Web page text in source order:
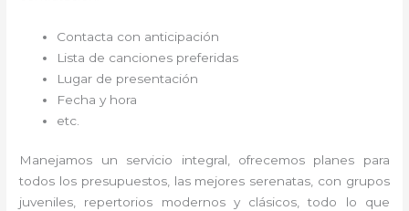
Contacta con anticipación
Lista de canciones preferidas
Lugar de presentación
Fecha y hora
etc.
Manejamos un servicio integral, ofrecemos planes para
todos los presupuestos, las mejores serenatas, con grupos
juveniles, repertorios modernos y clásicos, todo lo que